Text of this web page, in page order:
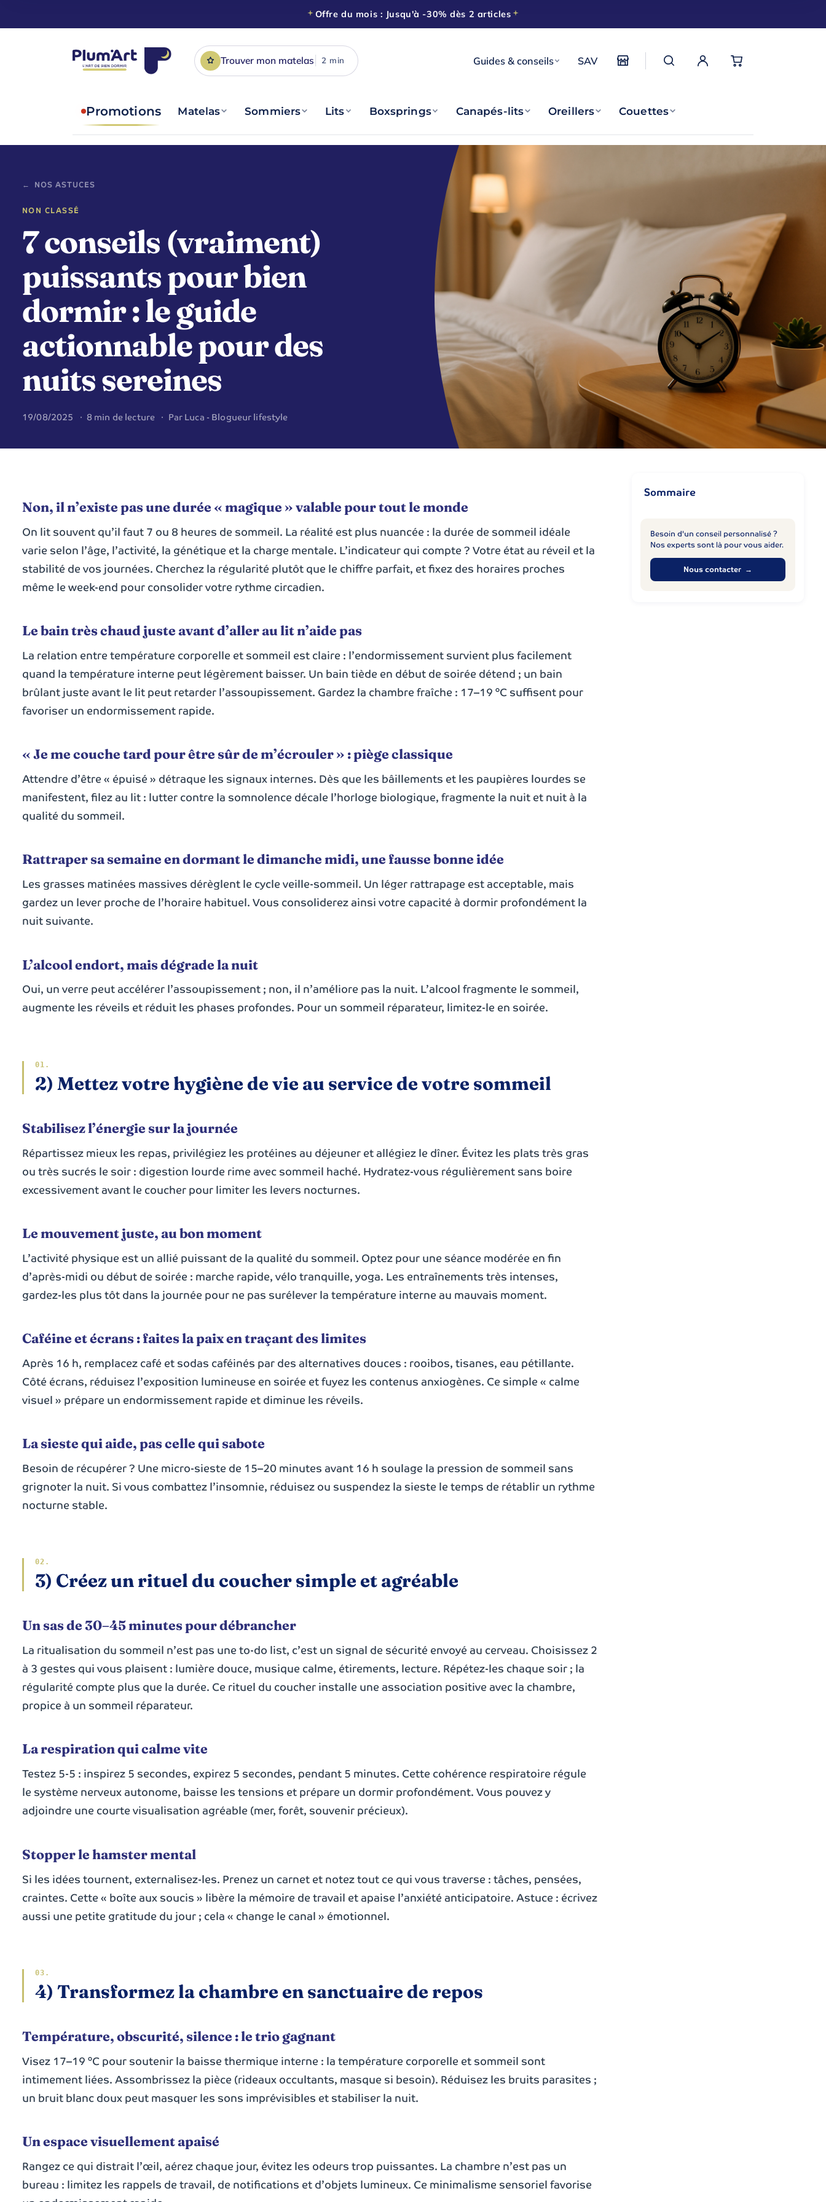
Offre du mois : Jusqu'à -30% dès 2 articles
Trouver mon matelas 2 min Guides & conseils
Le blog sommeil
Livraison
À domicile, sous 15 jours
Reprise
De votre ancienne literie
Paiement
En 3× sans frais
Click & Collect
Pourquoi nous ?
Notre engagement depuis 2009
SAV
Promotions Matelas Sommiers Lits Boxsprings Canapés-lits Oreillers Couettes
← NOS ASTUCES
NON CLASSÉ
7 conseils (vraiment)
puissants pour bien
dormir : le guide
actionnable pour des
nuits sereines
19/08/2025 · 8 min de lecture · Par Luca - Blogueur lifestyle
Non, il n’existe pas une durée « magique » valable pour tout le monde
On lit souvent qu’il faut 7 ou 8 heures de sommeil. La réalité est plus nuancée : la durée de sommeil idéale
varie selon l’âge, l’activité, la génétique et la charge mentale. L’indicateur qui compte ? Votre état au réveil et la
stabilité de vos journées. Cherchez la régularité plutôt que le chiffre parfait, et fixez des horaires proches
même le week-end pour consolider votre rythme circadien.
Le bain très chaud juste avant d’aller au lit n’aide pas
La relation entre température corporelle et sommeil est claire : l’endormissement survient plus facilement
quand la température interne peut légèrement baisser. Un bain tiède en début de soirée détend ; un bain
brûlant juste avant le lit peut retarder l’assoupissement. Gardez la chambre fraîche : 17–19 °C suffisent pour
favoriser un endormissement rapide.
« Je me couche tard pour être sûr de m’écrouler » : piège classique
Attendre d’être « épuisé » détraque les signaux internes. Dès que les bâillements et les paupières lourdes se
manifestent, filez au lit : lutter contre la somnolence décale l’horloge biologique, fragmente la nuit et nuit à la
qualité du sommeil.
Rattraper sa semaine en dormant le dimanche midi, une fausse bonne idée
Les grasses matinées massives dérèglent le cycle veille-sommeil. Un léger rattrapage est acceptable, mais
gardez un lever proche de l’horaire habituel. Vous consoliderez ainsi votre capacité à dormir profondément la
nuit suivante.
L’alcool endort, mais dégrade la nuit
Oui, un verre peut accélérer l’assoupissement ; non, il n’améliore pas la nuit. L’alcool fragmente le sommeil,
augmente les réveils et réduit les phases profondes. Pour un sommeil réparateur, limitez-le en soirée.
2) Mettez votre hygiène de vie au service de votre sommeil
Stabilisez l’énergie sur la journée
Répartissez mieux les repas, privilégiez les protéines au déjeuner et allégiez le dîner. Évitez les plats très gras
ou très sucrés le soir : digestion lourde rime avec sommeil haché. Hydratez-vous régulièrement sans boire
excessivement avant le coucher pour limiter les levers nocturnes.
Le mouvement juste, au bon moment
L’activité physique est un allié puissant de la qualité du sommeil. Optez pour une séance modérée en fin
d’après-midi ou début de soirée : marche rapide, vélo tranquille, yoga. Les entraînements très intenses,
gardez-les plus tôt dans la journée pour ne pas surélever la température interne au mauvais moment.
Caféine et écrans : faites la paix en traçant des limites
Après 16 h, remplacez café et sodas caféinés par des alternatives douces : rooibos, tisanes, eau pétillante.
Côté écrans, réduisez l’exposition lumineuse en soirée et fuyez les contenus anxiogènes. Ce simple « calme
visuel » prépare un endormissement rapide et diminue les réveils.
La sieste qui aide, pas celle qui sabote
Besoin de récupérer ? Une micro-sieste de 15–20 minutes avant 16 h soulage la pression de sommeil sans
grignoter la nuit. Si vous combattez l’insomnie, réduisez ou suspendez la sieste le temps de rétablir un rythme
nocturne stable.
3) Créez un rituel du coucher simple et agréable
Un sas de 30–45 minutes pour débrancher
La ritualisation du sommeil n’est pas une to-do list, c’est un signal de sécurité envoyé au cerveau. Choisissez 2
à 3 gestes qui vous plaisent : lumière douce, musique calme, étirements, lecture. Répétez-les chaque soir ; la
régularité compte plus que la durée. Ce rituel du coucher installe une association positive avec la chambre,
propice à un sommeil réparateur.
La respiration qui calme vite
Testez 5-5 : inspirez 5 secondes, expirez 5 secondes, pendant 5 minutes. Cette cohérence respiratoire régule
le système nerveux autonome, baisse les tensions et prépare un dormir profondément. Vous pouvez y
adjoindre une courte visualisation agréable (mer, forêt, souvenir précieux).
Stopper le hamster mental
Si les idées tournent, externalisez-les. Prenez un carnet et notez tout ce qui vous traverse : tâches, pensées,
craintes. Cette « boîte aux soucis » libère la mémoire de travail et apaise l’anxiété anticipatoire. Astuce : écrivez
aussi une petite gratitude du jour ; cela « change le canal » émotionnel.
4) Transformez la chambre en sanctuaire de repos
Température, obscurité, silence : le trio gagnant
Visez 17–19 °C pour soutenir la baisse thermique interne : la température corporelle et sommeil sont
intimement liées. Assombrissez la pièce (rideaux occultants, masque si besoin). Réduisez les bruits parasites ;
un bruit blanc doux peut masquer les sons imprévisibles et stabiliser la nuit.
Un espace visuellement apaisé
Rangez ce qui distrait l’œil, aérez chaque jour, évitez les odeurs trop puissantes. La chambre n’est pas un
bureau : limitez les rappels de travail, de notifications et d’objets lumineux. Ce minimalisme sensoriel favorise
Sommaire
Besoin d'un conseil personnalisé ?
Nos experts sont là pour vous aider.
Nous contacter →